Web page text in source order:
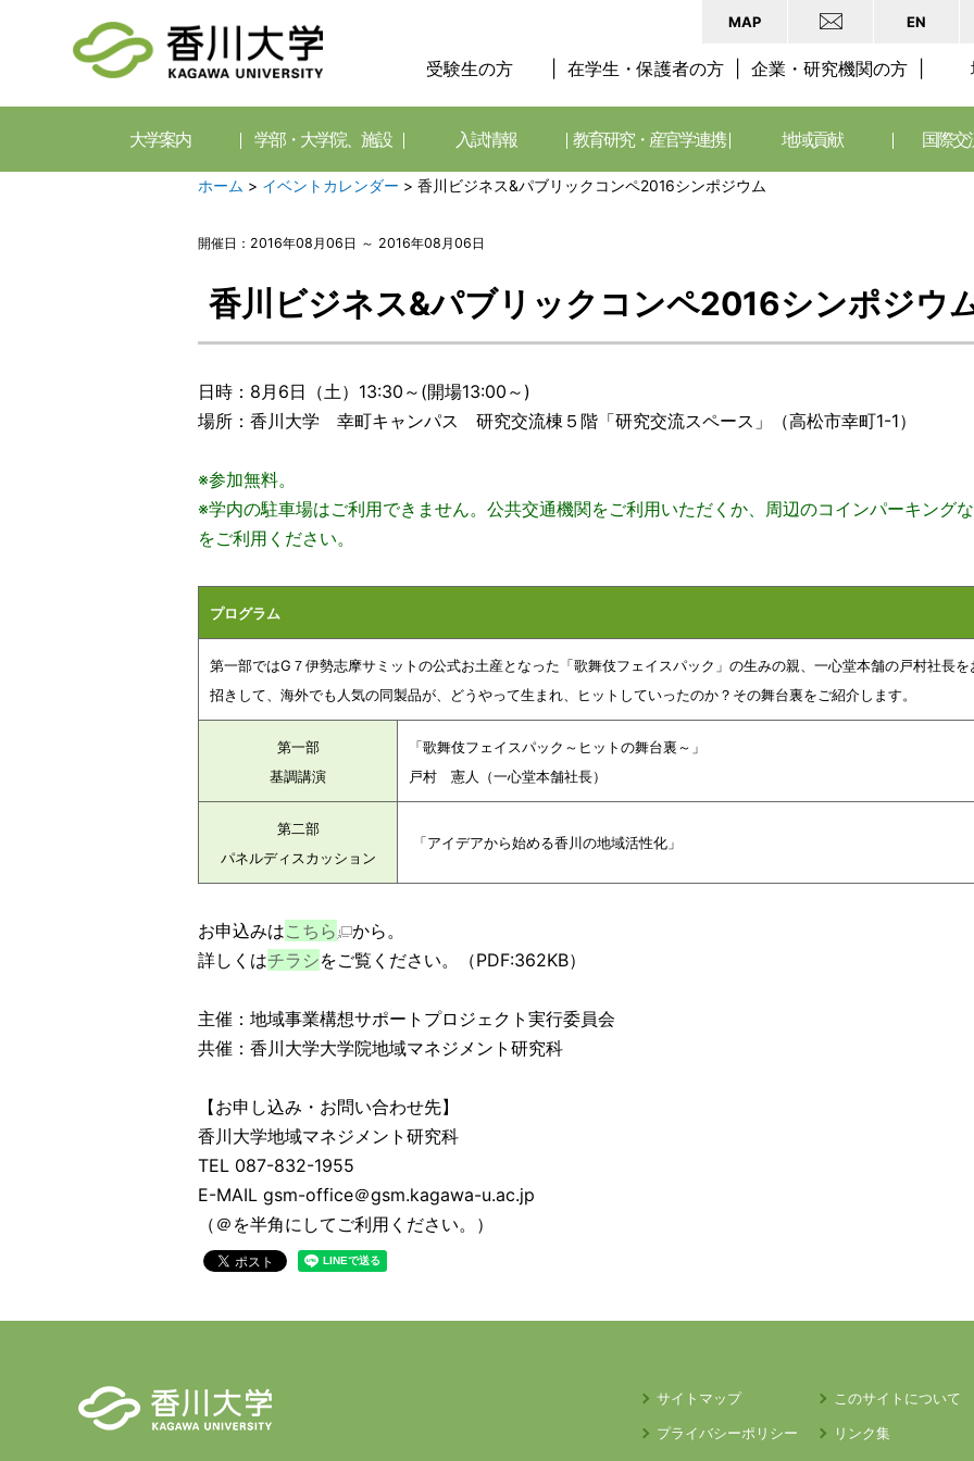
MAP EN
受験生の方 在学生・保護者の方 企業・研究機関の方
大学案内 学部・大学院、施設 入試情報 教育研究・産官学連携 地域貢献 国際交
ホーム > イベントカレンダー > 香川ビジネス&パブリックコンペ2016シンポジウム
開催日：2016年08月06日 ～ 2016年08月06日
香川ビジネス&パブリックコンペ2016シンポジウ
日時：8月6日（土）13:30～(開場13:00～)
場所：香川大学 幸町キャンパス 研究交流棟５階「研究交流スペース」（高松市幸町1-1）
※参加無料。
※学内の駐車場はご利用できません。公共交通機関をご利用いただくか、 周辺のコインパーキング
をご利用ください。
プログラム
第一部ではG７伊勢志摩サミットの公式お土産となった「歌舞伎フェイスパック」の生みの親、一心堂本舗の戸村社長を
招きして、海外でも人気の同製品が、どうやって生まれ、ヒットしていったのか？その舞台裏をご紹介します。
第一部
基調講演
「歌舞伎フェイスパック～ヒットの舞台裏～」
戸村 憲人
（一心堂本舗社長）
第二部
パネルディスカッション
「アイデアから始める香川の地域活性化」
お申込みはこちら
から。
詳しくはチラシをご覧ください。（PDF:362KB）
主催：地域事業構想サポートプロジェクト実行委員会
共催：香川大学大学院地域マネジメント研究科
【お申し込み・お問い合わせ先】
香川大学地域マネジメント研究科
TEL 087-832-1955
E-MAIL gsm-office＠gsm.kagawa-u.ac.jp
（＠を半角にしてご利用ください。）
サイトマップ
このサイトについて
プライバシーポリシー
リンク集